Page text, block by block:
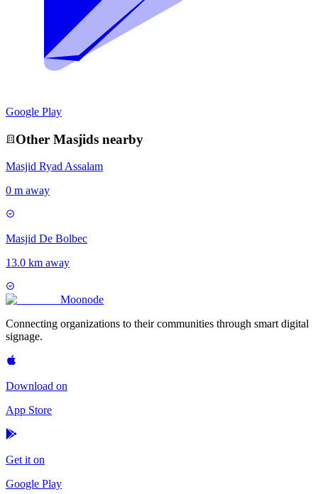
Google Play
Other Masjids nearby
Masjid Ryad Assalam
0 m away
Masjid De Bolbec
13.0 km away
Moonode
Connecting organizations to their communities through smart digital
signage.
Download on
App Store
Get it on
Google Play